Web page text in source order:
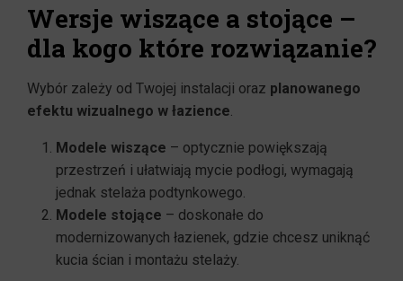
Wersje wiszące a stojące –
dla kogo które rozwiązanie?
Wybór zależy od Twojej instalacji oraz planowanego
efektu wizualnego w łazience
Modele wiszące – optycznie powiększają
przestrzeń i ułatwiają mycie podłogi, wymagają
jednak stelaża podtynkowego.
Modele stojące – doskonałe do
modernizowanych łazienek, gdzie chcesz uniknąć
kucia ścian i montażu stelaży.